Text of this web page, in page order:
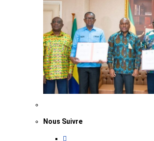
Nous Suivre